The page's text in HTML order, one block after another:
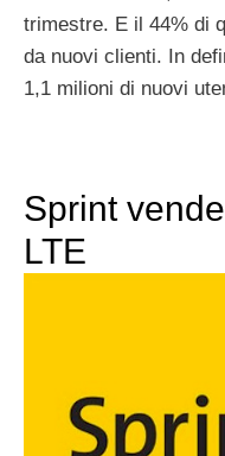
trimestre. E il 44% di
da nuovi clienti. In
1,1 milioni di nuovi
Sprint
LTE